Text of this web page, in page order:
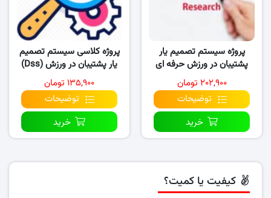
پروژه سیستم تصمیم یار
پشتیبان در ورزش حرفه ای
۲۰۲,۹۰۰ تومان
توضیحات
خرید
پروژه کلاسی سیستم تصمیم
یار پشتیبان در ورزش (Dss)
۱۳۵,۹۰۰ تومان
توضیحات
خرید
کیفیت یا کمیت؟